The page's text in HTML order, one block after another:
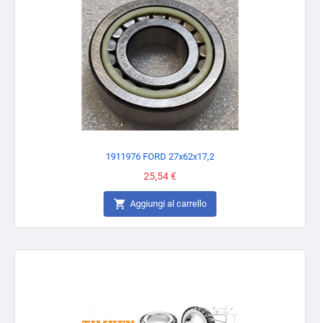
1911976 FORD 27x62x17,2
Prezzo
25,54 €
 Aggiungi al carrello